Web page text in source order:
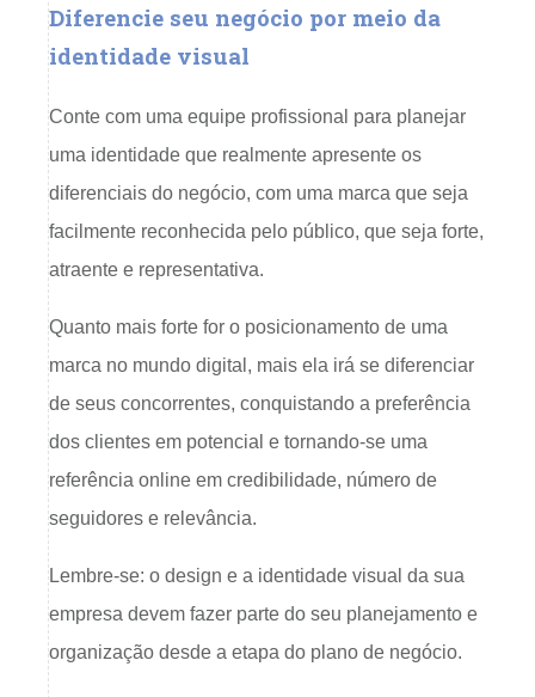
Diferencie seu negócio por meio da
identidade visual
Conte com uma equipe profissional para planejar
uma identidade que realmente apresente os
diferenciais do negócio, com uma marca que seja
facilmente reconhecida pelo público, que seja forte,
atraente e representativa.
Quanto mais forte for o posicionamento de uma
marca no mundo digital, mais ela irá se diferenciar
de seus concorrentes, conquistando a preferência
dos clientes em potencial e tornando-se uma
referência online em credibilidade, número de
seguidores e relevância.
Lembre-se: o design e a identidade visual da sua
empresa devem fazer parte do seu planejamento e
organização desde a etapa do plano de negócio.